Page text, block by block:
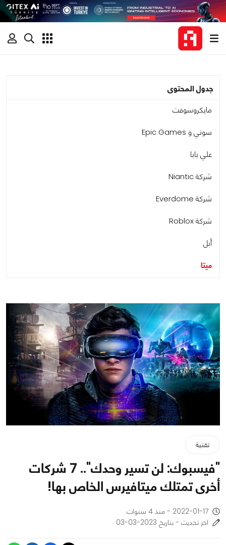
جدول المحتوى
مايكروسوفت
سوني و Epic Games
علي بابا
شركة Niantic
شركة Everdome
شركة Roblox
أبل
ميتا
تقنية
"فيسبوك: لن تسير وحدك".. 7 شركات
أخرى تمتلك ميتافيرس الخاص بها!
2022-01-17 - منذ 4 سنوات
اخر تحديث - بتاريخ 2023-03-03